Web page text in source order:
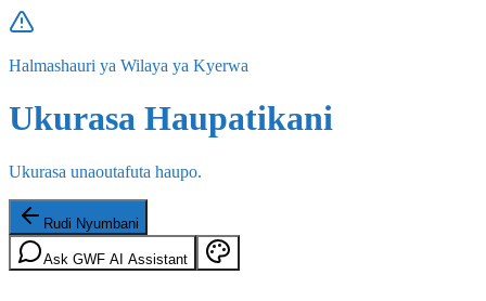
Halmashauri ya Wilaya ya Kyerwa
Ukurasa Haupatikani
Ukurasa unaoutafuta haupo.
Rudi Nyumbani
Ask GWF AI Assistant